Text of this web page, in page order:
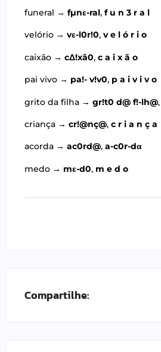
funeral → fµnε-ral, f u n 3 r a l
velório → vε-l0r!0, v e l ó r i o
caixão → cΔ!xã0, c a i x ã o
pai vivo → pa!- v!v0, p a i v i v o
grito da filha → gr!t0 d@ f!-lh@,
criança → cr!@nç@, c r i a n ç a
acorda → ac0rd@, a-c0r-dα
medo → mε-d0, m e d o
Compartilhe: